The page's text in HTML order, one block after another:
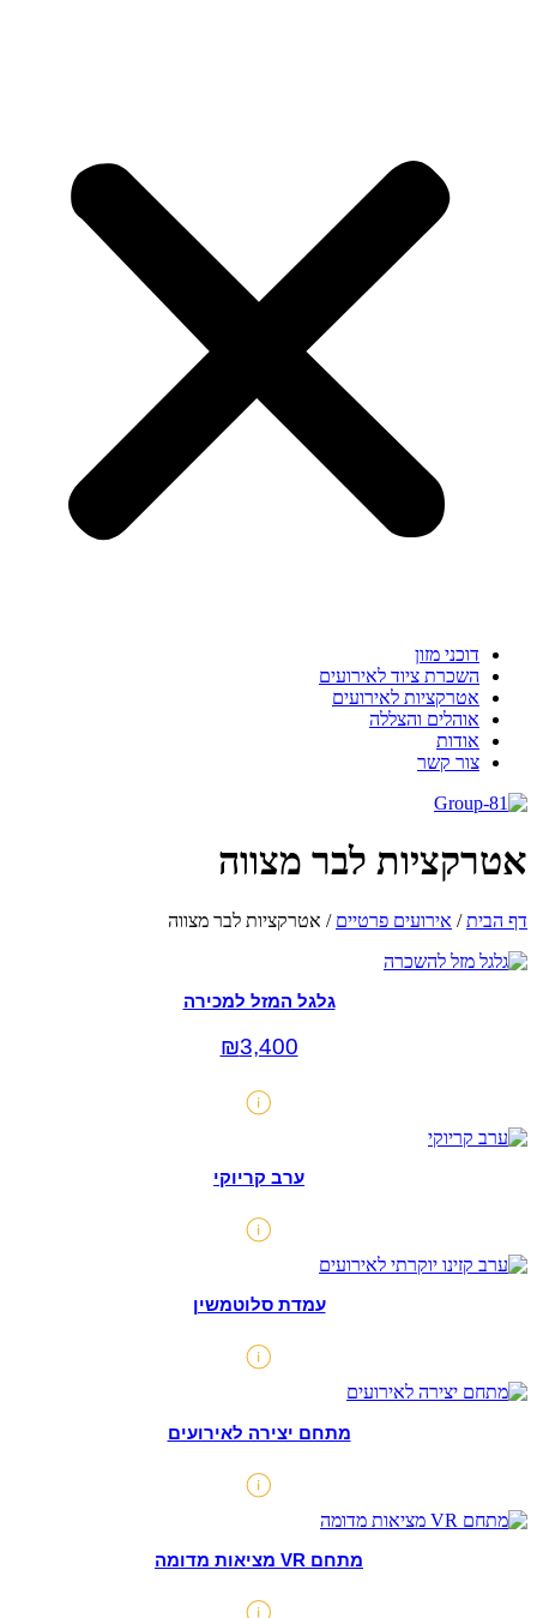
דוכני מזון
השכרת ציוד לאירועים
אטרקציות לאירועים
אוהלים והצללה
אודות
צור קשר
אטרקציות לבר מצווה
דף הבית/אירועים פרטיים/אטרקציות לבר מצווה
גלגל המזל למכירה
₪3,400
ערב קריוקי
עמדת סלוטמשין
מתחם יצירה לאירועים
מתחם VR מציאות מדומה